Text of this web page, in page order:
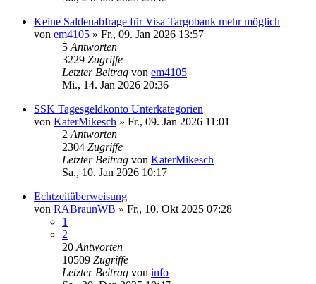
Keine Saldenabfrage für Visa Targobank mehr möglich
von em4105 » Fr., 09. Jan 2026 13:57
5 Antworten
3229 Zugriffe
Letzter Beitrag von em4105
Mi., 14. Jan 2026 20:36
SSK Tagesgeldkonto Unterkategorien
von KaterMikesch » Fr., 09. Jan 2026 11:01
2 Antworten
2304 Zugriffe
Letzter Beitrag von KaterMikesch
Sa., 10. Jan 2026 10:17
Echtzeitüberweisung
von RABraunWB » Fr., 10. Okt 2025 07:28
1
2
20 Antworten
10509 Zugriffe
Letzter Beitrag von info